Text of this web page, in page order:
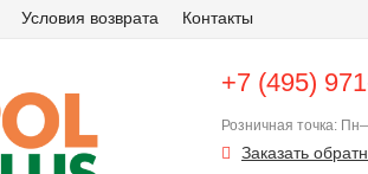
Условия возврата Контакты
+7 (495)
Розничная точка:
Заказать